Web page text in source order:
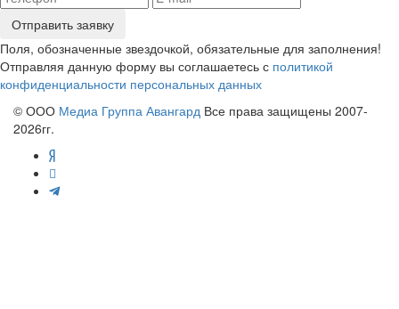
Отправить заявку
Поля, обозначенные звездочкой, обязательные для заполнения!
Отправляя данную форму вы соглашаетесь с политикой
конфиденциальности персональных данных
© ООО Медиа Группа Авангард Все права защищены 2007-
2026гг.